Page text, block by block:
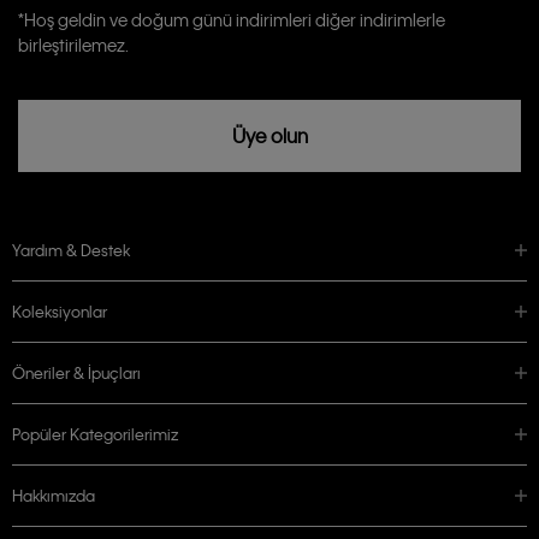
Calvin Klein tarafından kişisel verilerimin yurtdışına aktarılmasına açık
rızam vardır
*Hoş geldin ve doğum günü indirimleri diğer indirimlerle
birleştirilemez.
Üye olun
Yardım & Destek
Koleksiyonlar
Öneriler & İpuçları
Popüler Kategorilerimiz
Hakkımızda